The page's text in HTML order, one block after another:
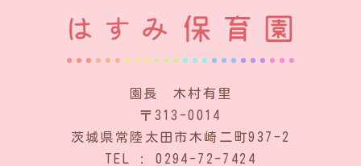
園長 木村有里
〒313-0014
茨城県常陸太田市木崎二町937-2
TEL : 0294-72-7424